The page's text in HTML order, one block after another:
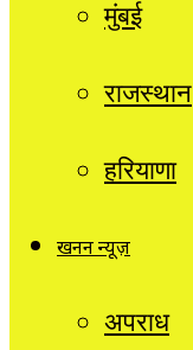
मुंबई
राजस्थान
हरियाणा
खनन न्यूज़
अपराध